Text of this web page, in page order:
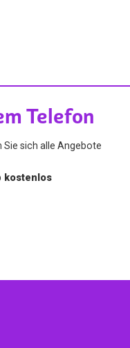
Telefon
Sie sich alle Angebote
kostenlos